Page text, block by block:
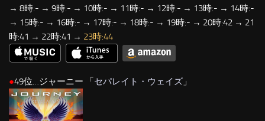
→ 8時:- → 9時:- → 10時:- → 11時:- → 12時:- → 13時:- → 14時:-
→ 15時:- → 16時:- → 17時:- → 18時:- → 19時:- → 20時:42 → 21
時:41 → 22時:41 → 23時:44
●49位…ジャーニー 「セパレイト・ウェイズ 」